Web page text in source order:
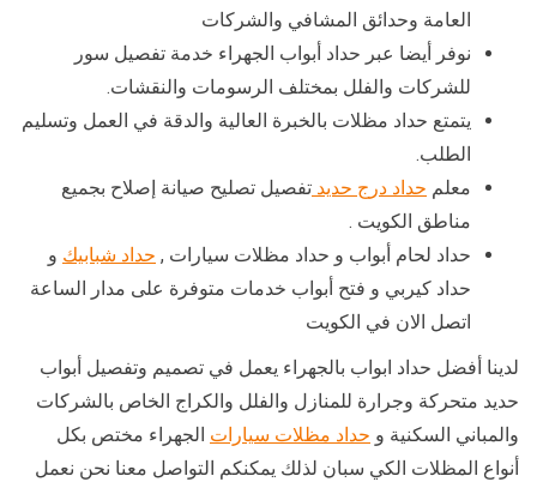
العامة وحدائق المشافي والشركات
نوفر أيضا عبر حداد أبواب الجهراء خدمة تفصيل سور
للشركات والفلل بمختلف الرسومات والنقشات.
يتمتع حداد مظلات بالخبرة العالية والدقة في العمل وتسليم
الطلب.
معلم حداد درج حديد تفصيل تصليح صيانة إصلاح بجميع
مناطق الكويت .
حداد لحام أبواب و حداد مظلات سيارات , حداد شبابيك و
حداد كيربي و فتح أبواب خدمات متوفرة على مدار الساعة
اتصل الان في الكويت
لدينا أفضل حداد ابواب بالجهراء يعمل في تصميم وتفصيل أبواب
حديد متحركة وجرارة للمنازل والفلل والكراج الخاص بالشركات
والمباني السكنية و حداد مظلات سيارات الجهراء مختص بكل
أنواع المظلات الكي سبان لذلك يمكنكم التواصل معنا نحن نعمل